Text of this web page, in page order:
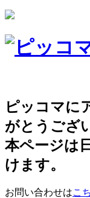
ピッコマに
がとうござ
本ページは
けます。
お問い合わせはこ